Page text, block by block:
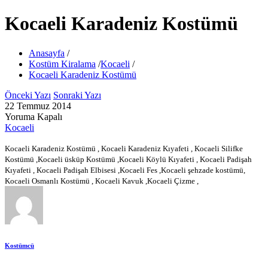
Kocaeli Karadeniz Kostümü
Anasayfa /
Kostüm Kiralama /Kocaeli /
Kocaeli Karadeniz Kostümü
Önceki Yazı Sonraki Yazı
22 Temmuz 2014
Yoruma Kapalı
Kocaeli
Kocaeli Karadeniz Kostümü , Kocaeli Karadeniz Kıyafeti , Kocaeli Silifke
Kostümü ,Kocaeli üsküp Kostümü ,Kocaeli Köylü Kıyafeti , Kocaeli Padişah
Kıyafeti , Kocaeli Padişah Elbisesi ,Kocaeli Fes ,Kocaeli şehzade kostümü,
Kocaeli Osmanlı Kostümü , Kocaeli Kavuk ,Kocaeli Çizme ,
Kostümcü